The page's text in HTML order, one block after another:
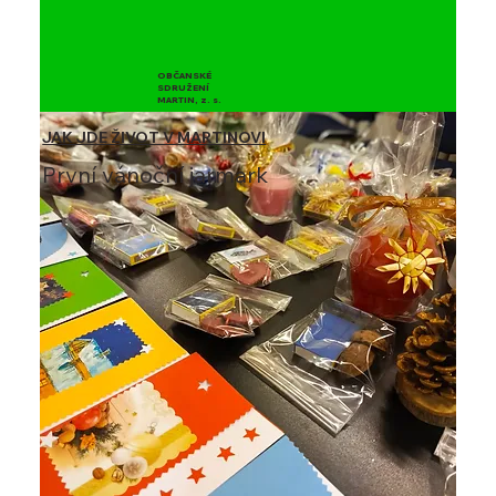
OBČANSKÉ
SDRUŽENÍ
MARTIN, z. s.
První vánoční jarmark
JAK JDE ŽIVOT V MARTINOVI